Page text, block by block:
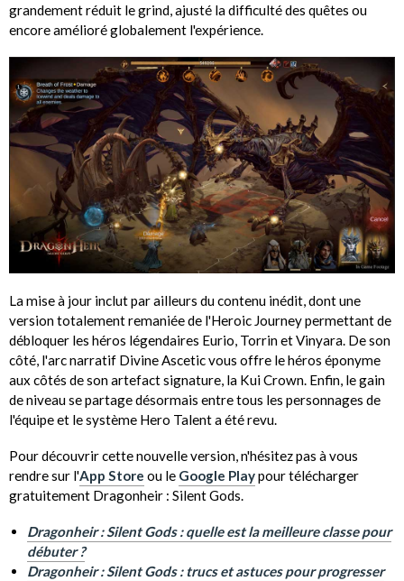
grandement réduit le grind, ajusté la difficulté des quêtes ou
encore amélioré globalement l'expérience.
La mise à jour inclut par ailleurs du contenu inédit, dont une
version totalement remaniée de l'Heroic Journey permettant de
débloquer les héros légendaires Eurio, Torrin et Vinyara. De son
côté, l'arc narratif Divine Ascetic vous offre le héros éponyme
aux côtés de son artefact signature, la Kui Crown. Enfin, le gain
de niveau se partage désormais entre tous les personnages de
l'équipe et le système Hero Talent a été revu.
Pour découvrir cette nouvelle version, n'hésitez pas à vous
rendre sur l'App Store ou le Google Playpour télécharger
gratuitement Dragonheir : Silent Gods.
Dragonheir : Silent Gods : quelle est la meilleure classe pour
débuter ?
Dragonheir : Silent Gods : trucs et astuces pour progresser